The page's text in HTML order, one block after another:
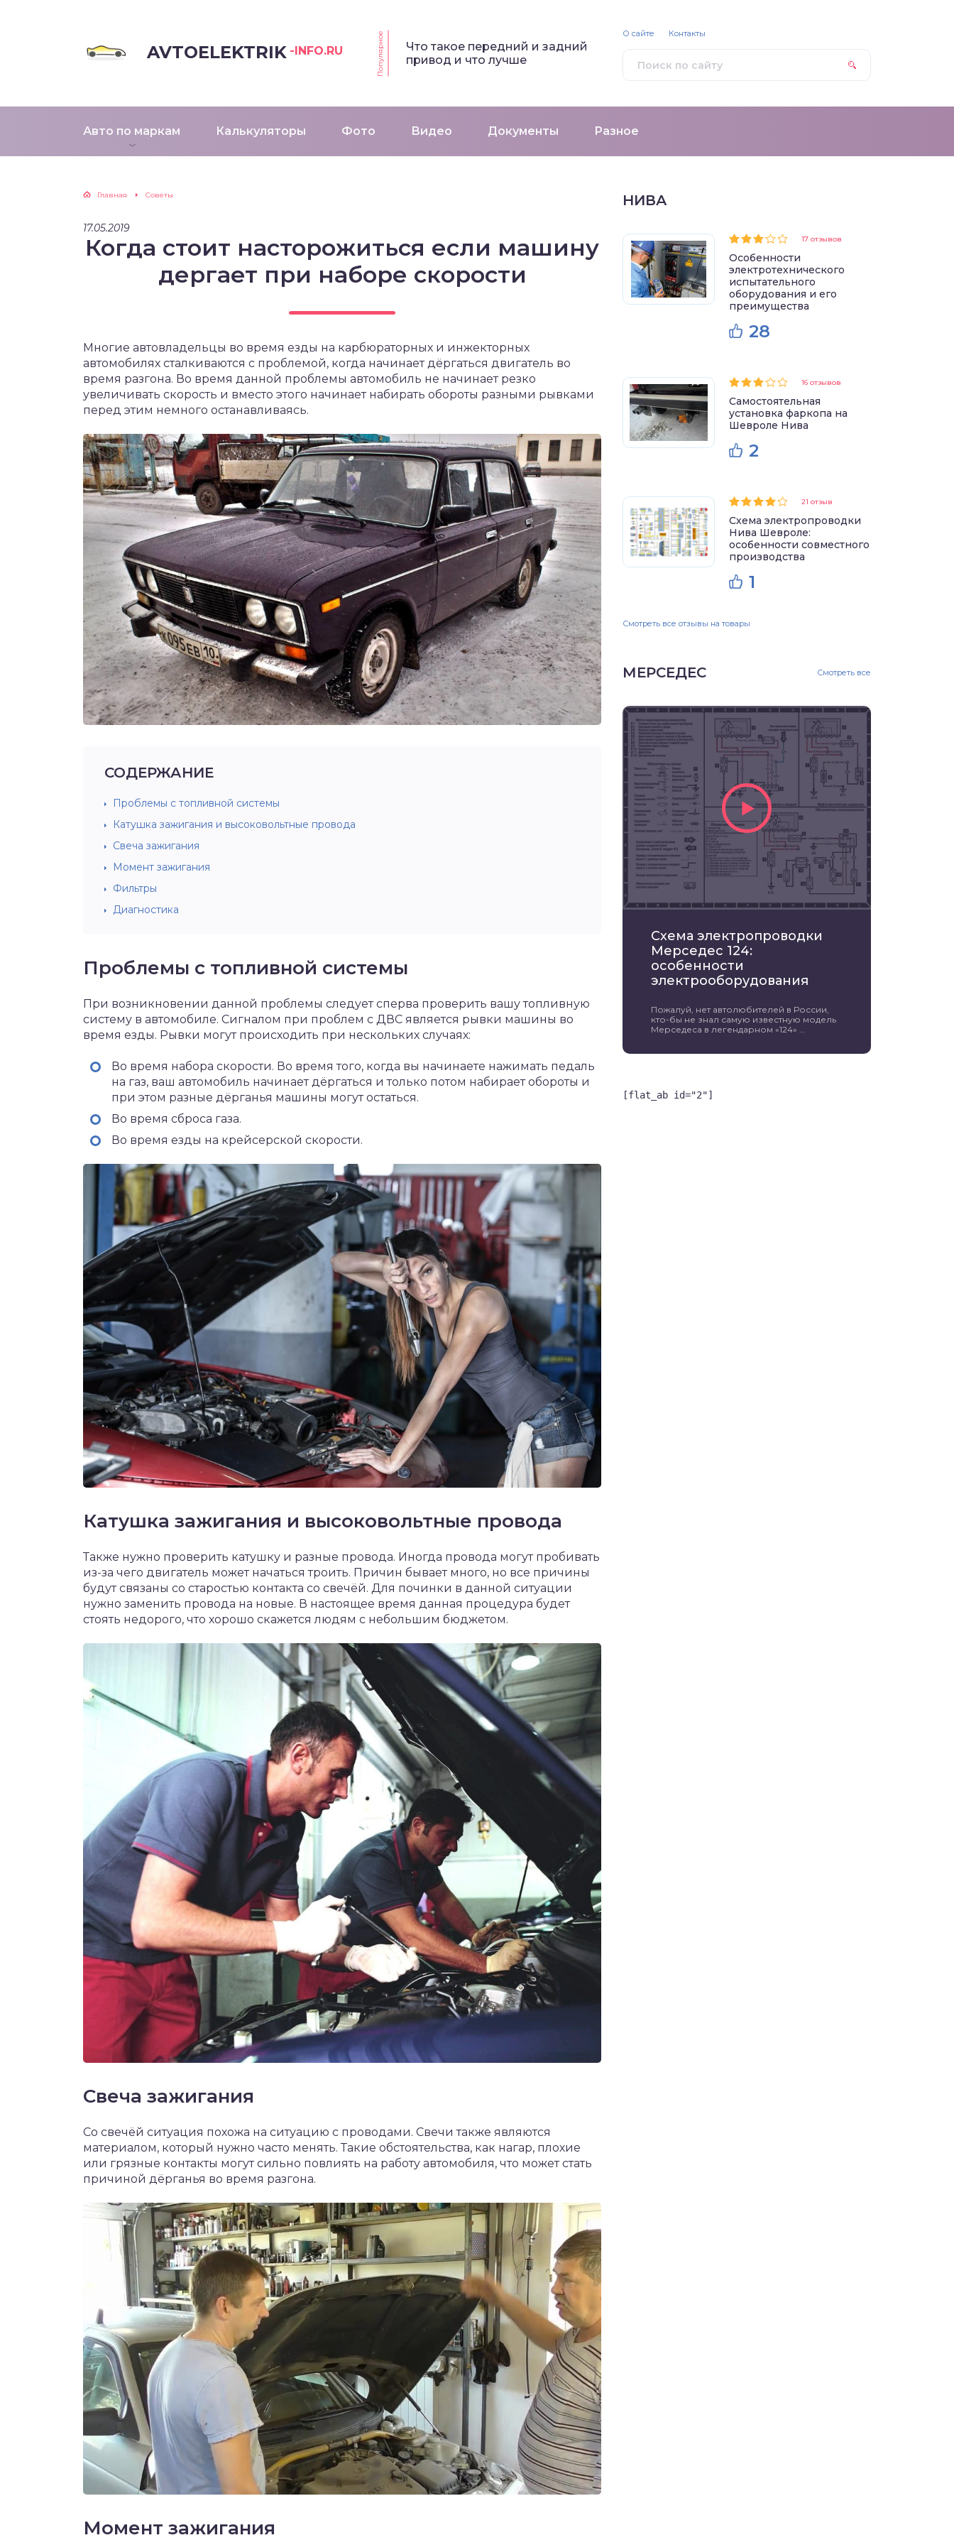
AVTOELEKTRIK -INFO.RU Популярное
Что такое передний и задний
привод и что лучше
Авто по маркам Калькуляторы Фото Видео Документы Разное
О сайте Контакты
Главная Советы
17.05.2019
Когда стоит насторожиться если машину
дергает при наборе скорости
Многие автовладельцы во время езды на карбюраторных и инжекторных
автомобилях сталкиваются с проблемой, когда начинает дёргаться двигатель во
время разгона. Во время данной проблемы автомобиль не начинает резко
увеличивать скорость и вместо этого начинает набирать обороты разными рывками
перед этим немного останавливаясь.
СОДЕРЖАНИЕ
Проблемы с топливной системы
Катушка зажигания и высоковольтные провода
Свеча зажигания
Момент зажигания
Фильтры
Диагностика
Проблемы с топливной системы
При возникновении данной проблемы следует сперва проверить вашу топливную
систему в автомобиле. Сигналом при проблем с ДВС является рывки машины во
время езды. Рывки могут происходить при нескольких случаях:
Во время набора скорости. Во время того, когда вы начинаете нажимать педаль
на газ, ваш автомобиль начинает дёргаться и только потом набирает обороты и
при этом разные дёрганья машины могут остаться.
Во время сброса газа.
Во время езды на крейсерской скорости.
Катушка зажигания и высоковольтные провода
Также нужно проверить катушку и разные провода. Иногда провода могут пробивать
из-за чего двигатель может начаться троить. Причин бывает много, но все причины
будут связаны со старостью контакта со свечёй. Для починки в данной ситуации
нужно заменить провода на новые. В настоящее время данная процедура будет
стоять недорого, что хорошо скажется людям с небольшим бюджетом.
Свеча зажигания
Со свечёй ситуация похожа на ситуацию с проводами. Свечи также являются
материалом, который нужно часто менять. Такие обстоятельства, как нагар, плохие
или грязные контакты могут сильно повлиять на работу автомобиля, что может стать
причиной дёрганья во время разгона.
Момент зажигания
НИВА
17 отзывов
Особенности
электротехнического
испытательного
оборудования и его
преимущества
28
16 отзывов
Самостоятельная
установка фаркопа на
Шевроле Нива
2
21 отзыв
Схема электропроводки
Нива Шевроле:
особенности совместного
производства
1
Смотреть все отзывы на товары
МЕРСЕДЕС Смотреть все
Схема электропроводки
Мерседес 124:
особенности
электрооборудования
Пожалуй, нет автолюбителей в России,
кто-бы не знал самую известную модель
Мерседеса в легендарном «124» ...
[flat_ab id="2"]